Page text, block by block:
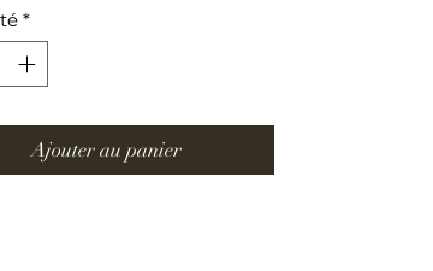
*
Ajouter au panier